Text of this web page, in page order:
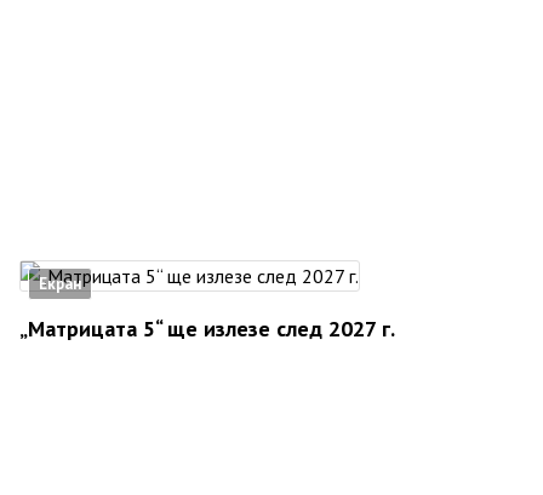
Екран
„Матрицата 5“ ще излезе след 2027 г.